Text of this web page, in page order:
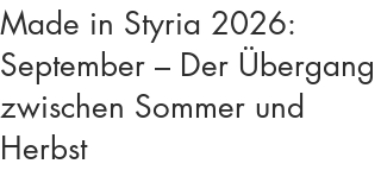
Made in Styria 2026:
September – Der Übergang
zwischen Sommer und
Herbst